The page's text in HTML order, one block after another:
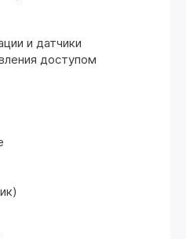
и датчики
доступом